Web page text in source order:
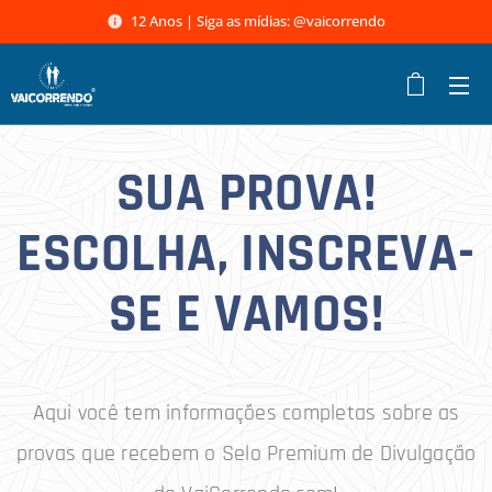
12 Anos | Siga as mídias: @vaicorrendo
SUA PROVA!
ESCOLHA, INSCREVA-
SE E VAMOS!
Aqui você tem informações completas sobre as
provas que recebem o Selo Premium de Divulgação